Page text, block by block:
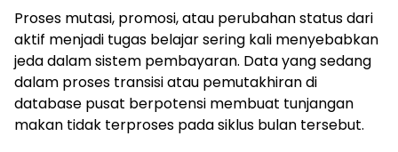
Proses mutasi, promosi, atau perubahan status dari
aktif menjadi tugas belajar sering kali menyebabkan
jeda dalam sistem pembayaran. Data yang sedang
dalam proses transisi atau pemutakhiran di
database pusat berpotensi membuat tunjangan
makan tidak terproses pada siklus bulan tersebut.